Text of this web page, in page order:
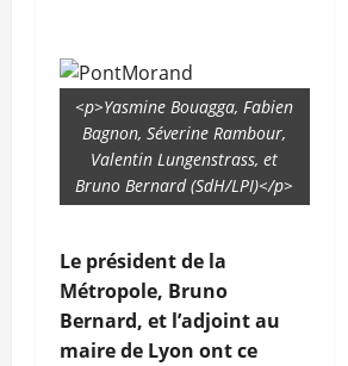
<p>Yasmine Bouagga, Fabien
Bagnon, Séverine Rambour,
Valentin Lungenstrass, et
Bruno Bernard (SdH/LPI)</p>
Le président de la
Métropole, Bruno
Bernard, et l’adjoint au
maire de Lyon ont ce